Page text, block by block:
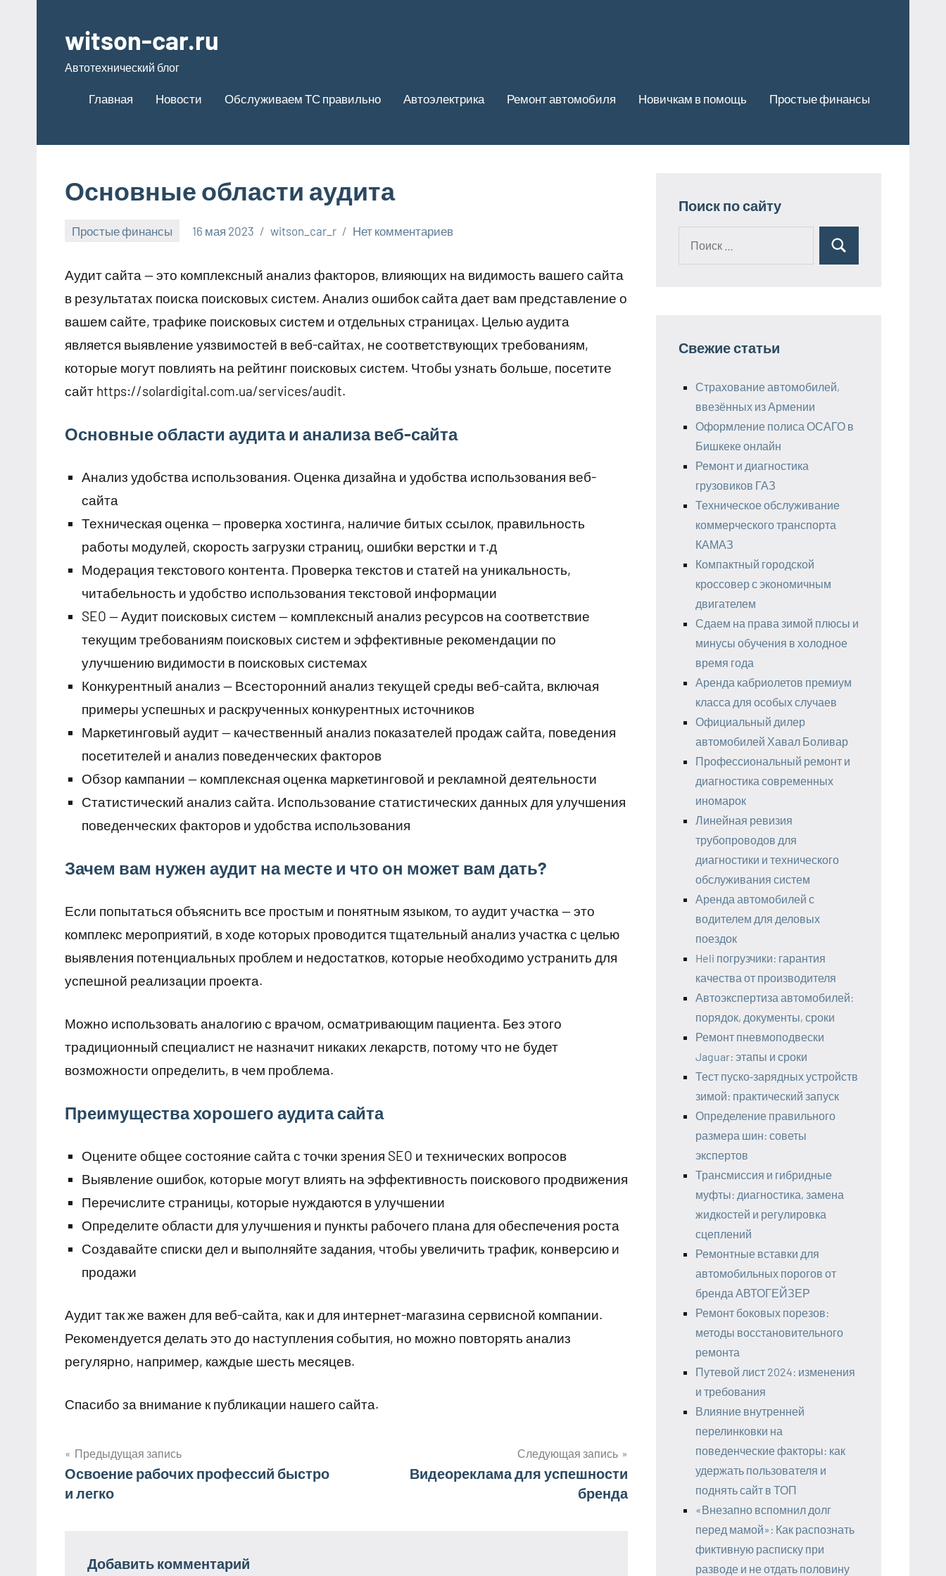
содержимому
witson-car.ru
Автотехнический блог
Главная Новости Обслуживаем ТС правильно Автоэлектрика Ремонт автомобиля Новичкам в помощь Простые финансы
Основные области аудита
Простые финансы 16 мая 2023 witson_car_r Нет комментариев
Аудит сайта — это комплексный анализ факторов, влияющих на видимость вашего сайта
в результатах поиска поисковых систем. Анализ ошибок сайта дает вам представление о
вашем сайте, трафике поисковых систем и отдельных страницах. Целью аудита
является выявление уязвимостей в веб-сайтах, не соответствующих требованиям,
которые могут повлиять на рейтинг поисковых систем. Чтобы узнать больше, посетите
сайт https://solardigital.com.ua/services/audit.
Основные области аудита и анализа веб-сайта
Анализ удобства использования. Оценка дизайна и удобства использования веб-
сайта
Техническая оценка — проверка хостинга, наличие битых ссылок, правильность
работы модулей, скорость загрузки страниц, ошибки верстки и т.д
Модерация текстового контента. Проверка текстов и статей на уникальность,
читабельность и удобство использования текстовой информации
SEO — Аудит поисковых систем — комплексный анализ ресурсов на соответствие
текущим требованиям поисковых систем и эффективные рекомендации по
улучшению видимости в поисковых системах
Конкурентный анализ — Всесторонний анализ текущей среды веб-сайта, включая
примеры успешных и раскрученных конкурентных источников
Маркетинговый аудит — качественный анализ показателей продаж сайта, поведения
посетителей и анализ поведенческих факторов
Обзор кампании — комплексная оценка маркетинговой и рекламной деятельности
Статистический анализ сайта. Использование статистических данных для улучшения
поведенческих факторов и удобства использования
Зачем вам нужен аудит на месте и что он может вам дать?
Если попытаться объяснить все простым и понятным языком, то аудит участка — это
комплекс мероприятий, в ходе которых проводится тщательный анализ участка с целью
выявления потенциальных проблем и недостатков, которые необходимо устранить для
успешной реализации проекта.
Можно использовать аналогию с врачом, осматривающим пациента. Без этого
традиционный специалист не назначит никаких лекарств, потому что не будет
возможности определить, в чем проблема.
Преимущества хорошего аудита сайта
Оцените общее состояние сайта с точки зрения SEO и технических вопросов
Выявление ошибок, которые могут влиять на эффективность поискового продвижения
Перечислите страницы, которые нуждаются в улучшении
Определите области для улучшения и пункты рабочего плана для обеспечения роста
Создавайте списки дел и выполняйте задания, чтобы увеличить трафик, конверсию и
продажи
Аудит так же важен для веб-сайта, как и для интернет-магазина сервисной компании.
Рекомендуется делать это до наступления события, но можно повторять анализ
регулярно, например, каждые шесть месяцев.
Спасибо за внимание к публикации нашего сайта.
Навигация
по
Предыдущая запись
Освоение рабочих профессий быстро
и легко
Следующая запись
Видеореклама для успешности
бренда
Добавить комментарий
Поиск по сайту
Поиск
Свежие статьи
Страхование автомобилей,
ввезённых из Армении
Оформление полиса ОСАГО в
Бишкеке онлайн
Ремонт и диагностика
грузовиков ГАЗ
Техническое обслуживание
коммерческого транспорта
КАМАЗ
Компактный городской
кроссовер с экономичным
двигателем
Сдаем на права зимой плюсы и
минусы обучения в холодное
время года
Аренда кабриолетов премиум
класса для особых случаев
Официальный дилер
автомобилей Хавал Боливар
Профессиональный ремонт и
диагностика современных
иномарок
Линейная ревизия
трубопроводов для
диагностики и технического
обслуживания систем
Аренда автомобилей с
водителем для деловых
поездок
Heli погрузчики: гарантия
качества от производителя
Автоэкспертиза автомобилей:
порядок, документы, сроки
Ремонт пневмоподвески
Jaguar: этапы и сроки
Тест пуско‑зарядных устройств
зимой: практический запуск
Определение правильного
размера шин: советы
экспертов
Трансмиссия и гибридные
муфты: диагностика, замена
жидкостей и регулировка
сцеплений
Ремонтные вставки для
автомобильных порогов от
бренда АВТОГЕЙЗЕР
Ремонт боковых порезов:
методы восстановительного
ремонта
Путевой лист 2024: изменения
и требования
Влияние внутренней
перелинковки на
поведенческие факторы: как
удержать пользователя и
поднять сайт в ТОП
«Внезапно вспомнил долг
перед мамой»: Как распознать
фиктивную расписку при
разводе и не отдать половину